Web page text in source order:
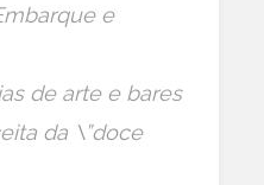
e
de arte e bares
da \”doce